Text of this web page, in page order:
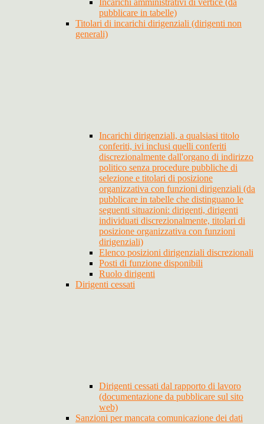
Incarichi amministrativi di vertice (da
pubblicare in tabelle)
Titolari di incarichi dirigenziali (dirigenti non
generali)
Incarichi dirigenziali, a qualsiasi titolo
conferiti, ivi inclusi quelli conferiti
discrezionalmente dall'organo di indirizzo
politico senza procedure pubbliche di
selezione e titolari di posizione
organizzativa con funzioni dirigenziali (da
pubblicare in tabelle che distinguano le
seguenti situazioni: dirigenti, dirigenti
individuati discrezionalmente, titolari di
posizione organizzativa con funzioni
dirigenziali)
Elenco posizioni dirigenziali discrezionali
Posti di funzione disponibili
Ruolo dirigenti
Dirigenti cessati
Dirigenti cessati dal rapporto di lavoro
(documentazione da pubblicare sul sito
web)
Sanzioni per mancata comunicazione dei dati